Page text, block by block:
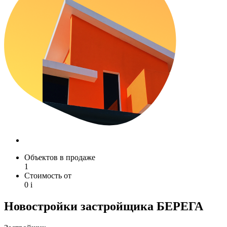
Объектов в продаже
1
Стоимость от
0 i
Новостройки застройщика БЕРЕГА